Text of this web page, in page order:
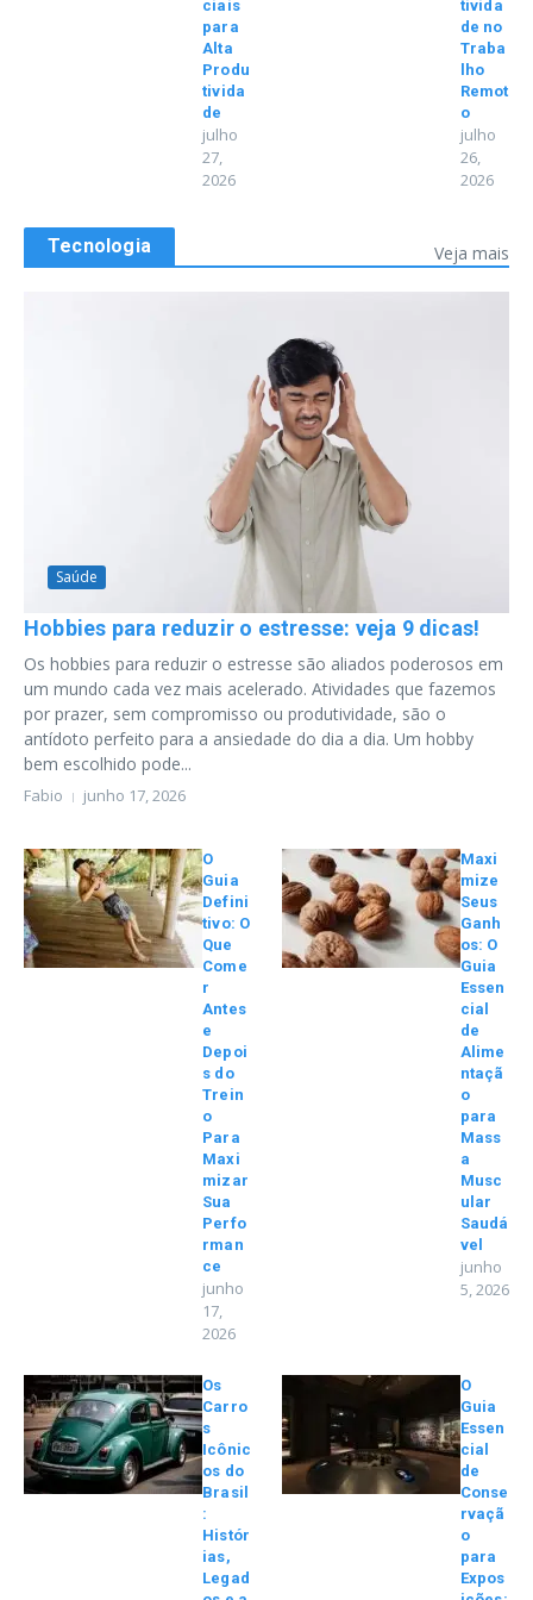
ciais
para
Alta
Produ
tivida
de
julho
27,
2026
tivida
de no
Traba
lho
Remot
o
julho
26,
2026
Tecnologia Veja mais
Saúde
Hobbies para reduzir o estresse: veja 9 dicas!
Os hobbies para reduzir o estresse são aliados poderosos em
um mundo cada vez mais acelerado. Atividades que fazemos
por prazer, sem compromisso ou produtividade, são o
antídoto perfeito para a ansiedade do dia a dia. Um hobby
bem escolhido pode...
Fabio junho 17, 2026
O
Guia
Defini
tivo: O
Que
Come
r
Antes
e
Depoi
s do
Trein
o
Para
Maxi
mizar
Sua
Perfo
rman
ce
junho
17,
2026
Maxi
mize
Seus
Ganh
os: O
Guia
Essen
cial
de
Alime
ntaçã
o
para
Mass
a
Musc
ular
Saudá
vel
junho
5, 2026
Os
Carro
s
Icônic
os do
Brasil
:
Histór
ias,
Legad
O
Guia
Essen
cial
de
Conse
rvaçã
o
para
Expos